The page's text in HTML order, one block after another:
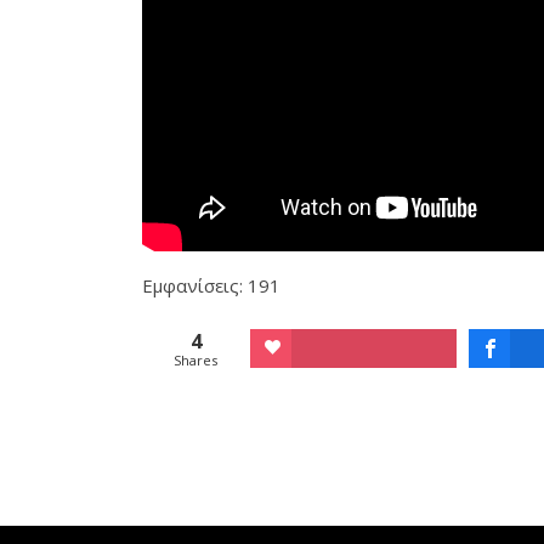
Εμφανίσεις: 191
4
Shares